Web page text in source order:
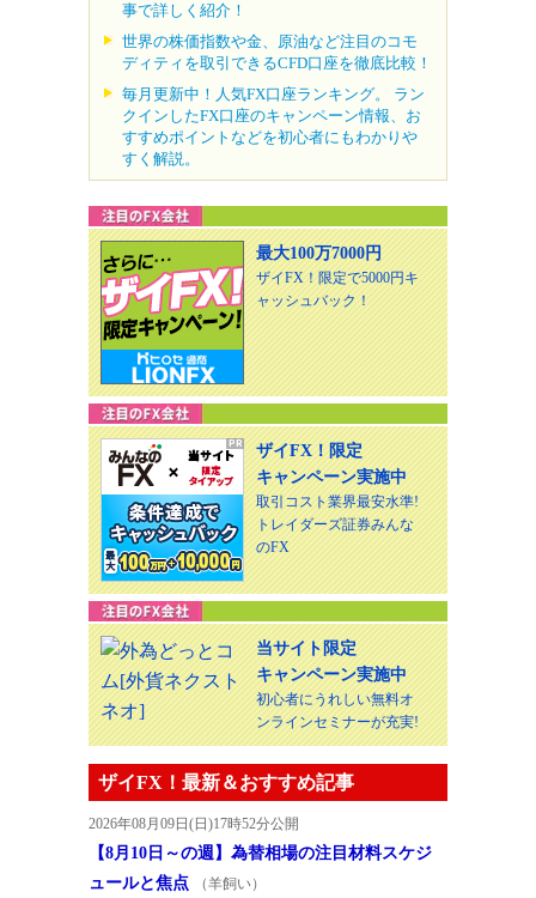
事で詳しく紹介！
世界の株価指数や金、原油など注目のコモ
ディティを取引できるCFD口座を徹底比較！
毎月更新中！人気FX口座ランキング。 ラン
クインしたFX口座のキャンペーン情報、お
すすめポイントなどを初心者にもわかりや
すく解説。
最大100万7000円
ザイFX！限定で5000円キ
ャッシュバック！
ザイFX！限定
キャンペーン実施中
取引コスト業界最安水準!
トレイダーズ証券みんな
のFX
当サイト限定
キャンペーン実施中
初心者にうれしい無料オ
ンラインセミナーが充実!
ザイFX！最新＆おすすめ記事
2026年08月09日(日)17時52分公開
【8月10日～の週】為替相場の注目材料スケジ
ュールと焦点
（羊飼い）